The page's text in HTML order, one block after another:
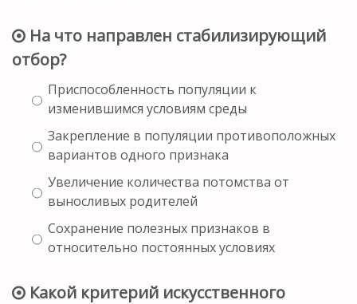
На что направлен стабилизирующий
отбор?
Приспособленность популяции к
изменившимся условиям среды
Закрепление в популяции противоположных
вариантов одного признака
Увеличение количества потомства от
выносливых родителей
Сохранение полезных признаков в
относительно постоянных условиях
Какой критерий искусственного